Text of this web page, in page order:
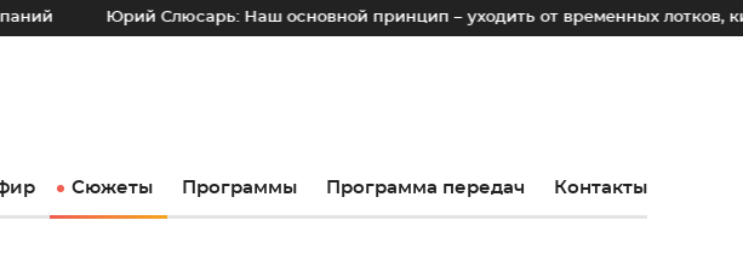
Юрий Слюсарь: Наш основной принцип – уходить от временных лотков, киосков и
Сюжеты Программы Программа передач Контакты